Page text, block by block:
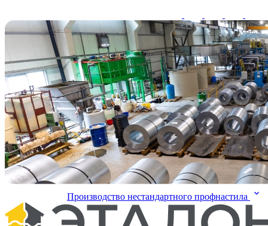
Производство нестандартного профнастила